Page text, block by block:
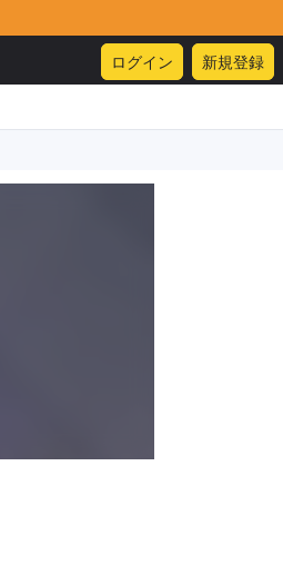
ログイン 新規登録